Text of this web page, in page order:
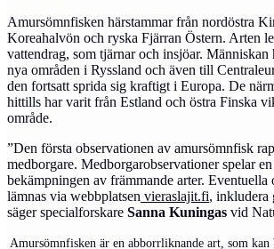
Amursömnfisken härstammar från nordöstra
Koreahalvön och ryska Fjärran Östern. Arten
vattendrag, som tjärnar och insjöar.
nya områden i Ryssland och även till
den fortsatt sprida sig kraftigt i Europa. De
hittills har varit från Estland och östra Finska
område.
”Den första observationen av amursömnfisk
medborgare. Medborgarobservationer spelar
bekämpningen av främmande arter. Eventuella
lämnas via webbplatsen vieraslajit.fi, inkludera
säger specialforskare Sanna Kuningas vid
Amursömnfisken är en abborrliknande art, som